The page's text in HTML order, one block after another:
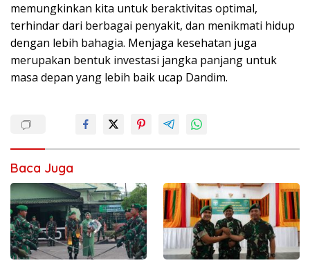
memungkinkan kita untuk beraktivitas optimal,
terhindar dari berbagai penyakit, dan menikmati hidup
dengan lebih bahagia. Menjaga kesehatan juga
merupakan bentuk investasi jangka panjang untuk
masa depan yang lebih baik ucap Dandim.
Baca Juga